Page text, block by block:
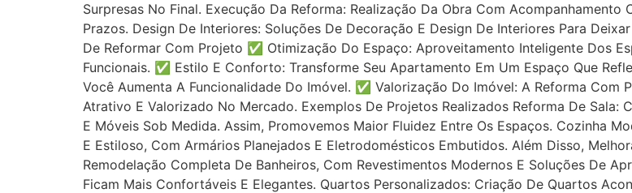
Surpresas No Final. Execução Da Reforma: Realização Da Obra Com
Prazos. Design De Interiores: Soluções De Decoração E Design De Interiores Para
De Reformar Com Projeto ✅ Otimização Do Espaço: Aproveitamento Inteligente Dos
Funcionais. ✅ Estilo E Conforto: Transforme Seu Apartamento Em Um Espaço Que
Você Aumenta A Funcionalidade Do Imóvel. ✅ Valorização Do Imóvel: A Reforma Com
Atrativo E Valorizado No Mercado. Exemplos De Projetos Realizados Reforma De Sala:
E Móveis Sob Medida. Assim, Promovemos Maior Fluidez Entre Os Espaços. Cozinha
E Estiloso, Com Armários Planejados E Eletrodomésticos Embutidos. Além Disso,
Remodelação Completa De Banheiros, Com Revestimentos Modernos E Soluções De
Ficam Mais Confortáveis E Elegantes. Quartos Personalizados: Criação De Quartos